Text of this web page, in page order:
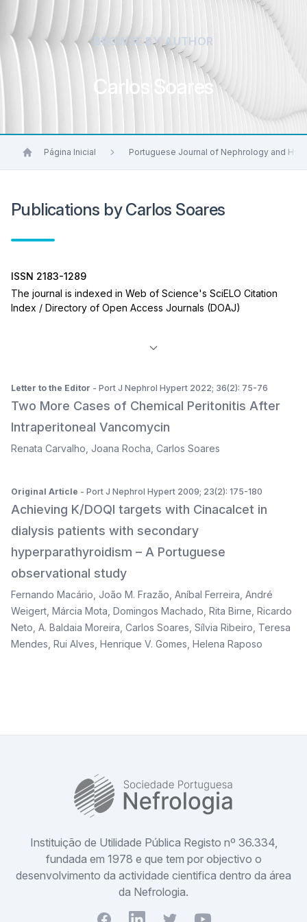
BROWSE BY AUTHOR
Carlos Soares
Página Inicial Portuguese Journal of Nephrology and
Publications by Carlos Soares
ISSN 2183-1289
The journal is indexed in Web of Science's SciELO Citation
Index / Directory of Open Access Journals (DOAJ)
Letter to the Editor - Port J Nephrol Hypert 2022; 36(2): 75-76
Two More Cases of Chemical Peritonitis After
Intraperitoneal Vancomycin
Renata Carvalho Joana Rocha Carlos Soares
Original Article - Port J Nephrol Hypert 2009; 23(2): 175-180
Achieving K/DOQI targets with Cinacalcet in
dialysis patients with secondary
hyperparathyroidism – A Portuguese
observational study
Fernando Macário João M. Frazão Aníbal Ferreira André
Weigert Márcia Mota Domingos Machado Rita Birne Ricardo
Neto A. Baldaia Moreira Carlos Soares Sílvia Ribeiro Teresa
Mendes Rui Alves Henrique V. Gomes Helena Raposo
Instituição de Utilidade Pública Registo nº 36.334,
fundada em 1978 e que tem por objectivo o
desenvolvimento da actividade cientifica dentro da área
da Nefrologia.
FacebookYoutubeTwitterYoutube